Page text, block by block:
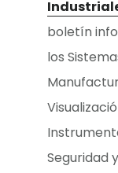
boletín
los
Seguridad